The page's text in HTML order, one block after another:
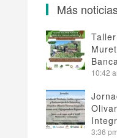
Más
10:42
3:36 pm